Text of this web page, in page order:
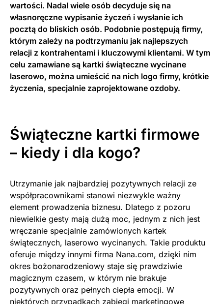
wartości. Nadal wiele osób decyduje się na
własnoręczne wypisanie życzeń i wysłanie ich
pocztą do bliskich osób. Podobnie postępują firmy,
którym zależy na podtrzymaniu jak najlepszych
relacji z kontrahentami i kluczowymi klientami. W tym
celu zamawiane są kartki świąteczne wycinane
laserowo, można umieścić na nich logo firmy, krótkie
życzenia, specjalnie zaprojektowane ozdoby.
Świąteczne kartki firmowe
– kiedy i dla kogo?
Utrzymanie jak najbardziej pozytywnych relacji ze
współpracownikami stanowi niezwykle ważny
element prowadzenia biznesu. Dlatego z pozoru
niewielkie gesty mają dużą moc, jednym z nich jest
wręczanie specjalnie zamówionych kartek
świątecznych, laserowo wycinanych. Takie produktu
oferuje między innymi firma Nana.com, dzięki nim
okres bożonarodzeniowy staje się prawdziwie
magicznym czasem, w którym nie brakuje
pozytywnych oraz pełnych ciepła emocji. W
niektórych przypadkach zabiegi marketingowe